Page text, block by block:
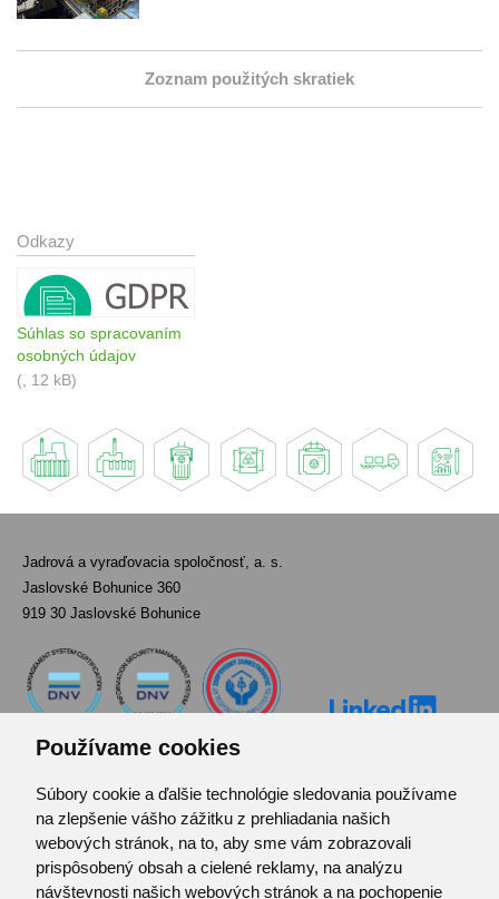
Používame cookies
Súbory cookie a ďalšie technológie sledovania používame
na zlepšenie vášho zážitku z prehliadania našich
webových stránok, na to, aby sme vám zobrazovali
prispôsobený obsah a cielené reklamy, na analýzu
návštevnosti našich webových stránok a na pochopenie
Zoznam použitých skratiek
Odkazy
Súhlas so spracovaním
osobných údajov
(, 12 kB)
Jadrová a vyraďovacia spoločnosť, a. s.
Jaslovské Bohunice 360
919 30 Jaslovské Bohunice
Kontakt
Pozvánka do infocentra
Zoznam použitých skratiek
Mapa stránok